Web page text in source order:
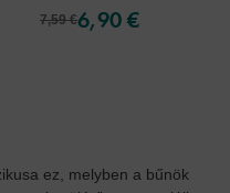
7,59 €6,90 €
ez, melyben a bűnök